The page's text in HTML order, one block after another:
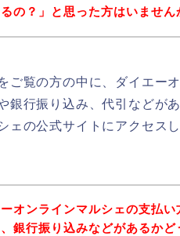
の？」と思った方はいません
ご覧の方の中に、ダイエー
銀行振り込み、代引などが
ェの公式サイトにアクセス
オンラインマルシェの支払
銀行振り込みなどがあるかど